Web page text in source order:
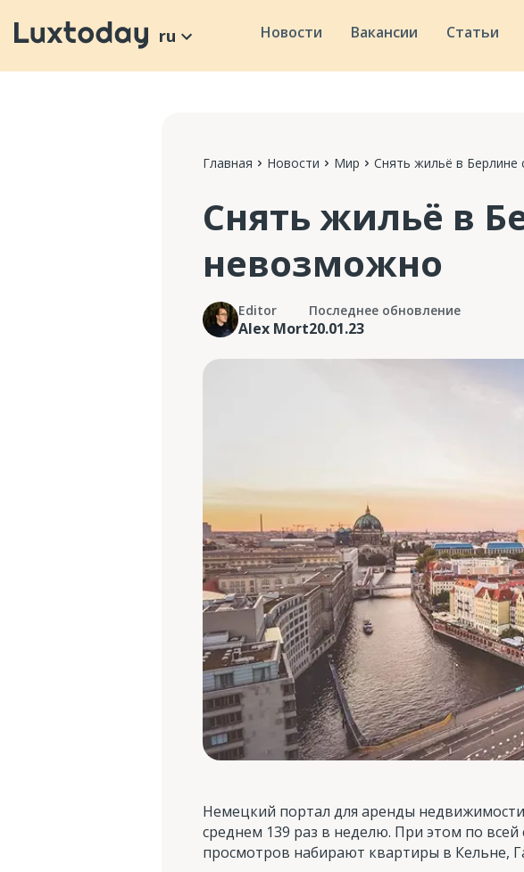
ru Новости Вакансии Статьи
Главная Новости Мир Снять жильё в
Снять жильё в
невозможно
Editor
Alex Mort
Последнее обновление
20.01.23
Немецкий портал для аренды
среднем 139 раз в неделю. При этом по
просмотров набирают квартиры в Кельне,